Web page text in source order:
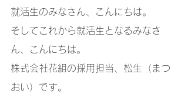
就活生のみなさん、こんにちは。
そしてこれから就活生となるみなさ
ん、こんにちは。
株式会社花組の採用担当、松生（まつ
おい）です。